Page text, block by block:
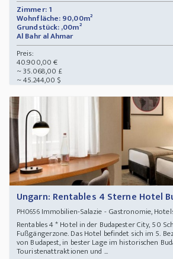
Zimmer: 1
Wohnfläche: 90,00m²
Grundstück: ,00m²
Al Bahr al Ahmar
Preis:
40.900,00 €
~ 35.068,00 £
~ 45.244,00 $
Ungarn: Rentables 4 Sterne Hotel
PH0656Immobilien-Salazie - Gastronomie,
Rentables 4 * Hotel in der Budapester City, 50
Fußgängerzone. Das Hotel befindet sich im 5.
von Budapest, in bester Lage im historischen
Touristenattraktionen und ...